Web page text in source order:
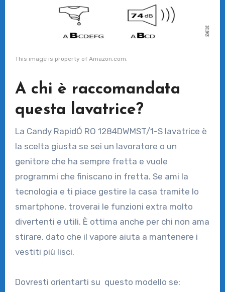
This image is property of Amazon.com.
A chi è raccomandata
questa lavatrice?
La Candy RapidÓ RO 1284DWMST/1-S lavatrice è
la scelta giusta se sei un lavoratore o un
genitore che ha sempre fretta e vuole
programmi che finiscano in fretta. Se ami la
tecnologia e ti piace gestire la casa tramite lo
smartphone, troverai le funzioni extra molto
divertenti e utili. È ottima anche per chi non ama
stirare, dato che il vapore aiuta a mantenere i
vestiti più lisci.
Dovresti orientarti su questo modello se: